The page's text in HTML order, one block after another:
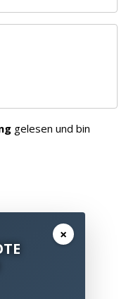
gelesen und bin
×